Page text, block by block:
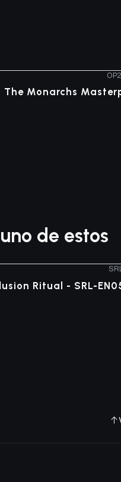
The Monarchs
de estos
Ritual - SRL-